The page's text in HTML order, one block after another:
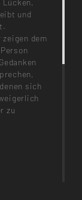
und
dem
sich
zu